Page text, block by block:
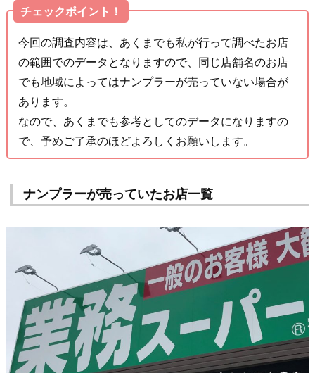
チェックポイント！
今回の調査内容は、あくまでも私が行って調べたお店
の範囲でのデータとなりますので、同じ店舗名のお店
でも地域によってはナンプラーが売っていない場合が
あります。
なので、あくまでも参考としてのデータになりますの
で、予めご了承のほどよろしくお願いします。
ナンプラーが売っていたお店一覧